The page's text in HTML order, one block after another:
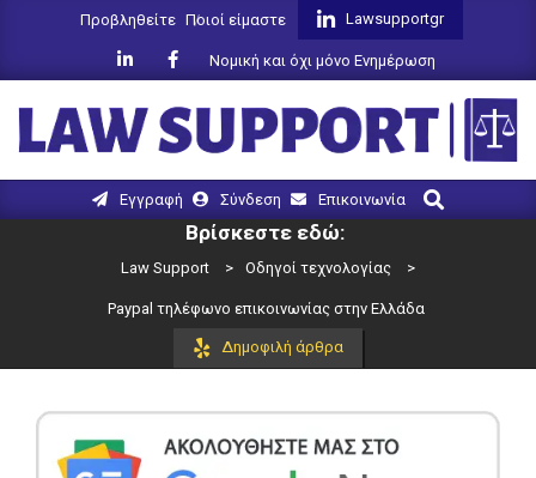
Προβληθείτε Ποιοί είμαστε Lawsupportgr
Νομική και όχι μόνο Ενημέρωση
LAW
SUPPORT
Navigation
Εγγραφή Σύνδεση Επικοινωνία
Search
Βρίσκεστε εδώ:
Law Support > Οδηγοί τεχνολογίας >
Paypal τηλέφωνο επικοινωνίας στην Ελλάδα
Δημοφιλή άρθρα